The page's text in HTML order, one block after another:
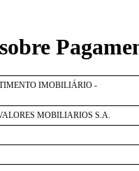
IMOBILIÁRIO -
MOBILIARIOS S.A.